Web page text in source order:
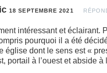
18 SEPTEMBRE 2021
intéressant et éclairant.
pourquoi il a été
église dont le sens est «
portail à l’ouest et abside à